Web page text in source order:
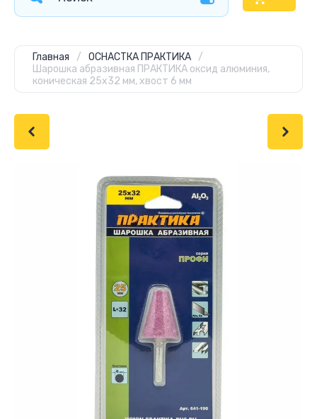
Главная / ОСНАСТКА ПРАКТИКА
/
Шарошка абразивная ПРАКТИКА оксид алюминия,
коническая 25х32 мм, хвост 6 мм